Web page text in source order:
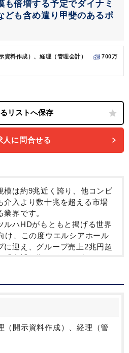
も倍増する予定でダイナミ
ども含め遣り甲斐のあるポ
資料作成）、経理（管理会計）
700万
人に問合せる
模は約9兆近く誇り、他コンビ
介入より数十兆を超える市場
界です。
ルハHDがもともと掲げる世界
け、この度ウエルシアホール
に迎え、グループ売上2兆円超
「身近な街のドラッグスト
位に対応できている同社のあ
No.1のドラッグストアチェ
上高・約10超円）ともな
利益の柱であるヘルス＆ウエ
を担っています。
（開示資料作成）、経理（管